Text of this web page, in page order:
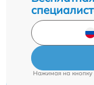
Нажимая на кнопку